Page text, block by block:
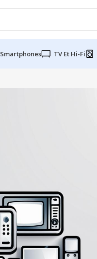
Smartphones TV Et Hi-Fi